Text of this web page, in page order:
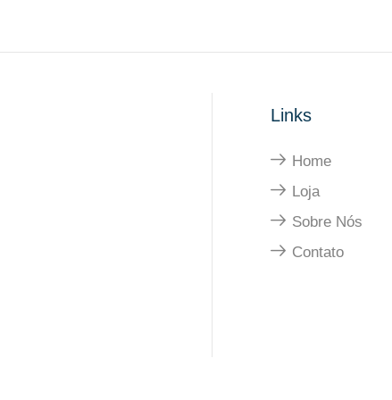
Links
Home
Loja
Sobre Nós
Contato